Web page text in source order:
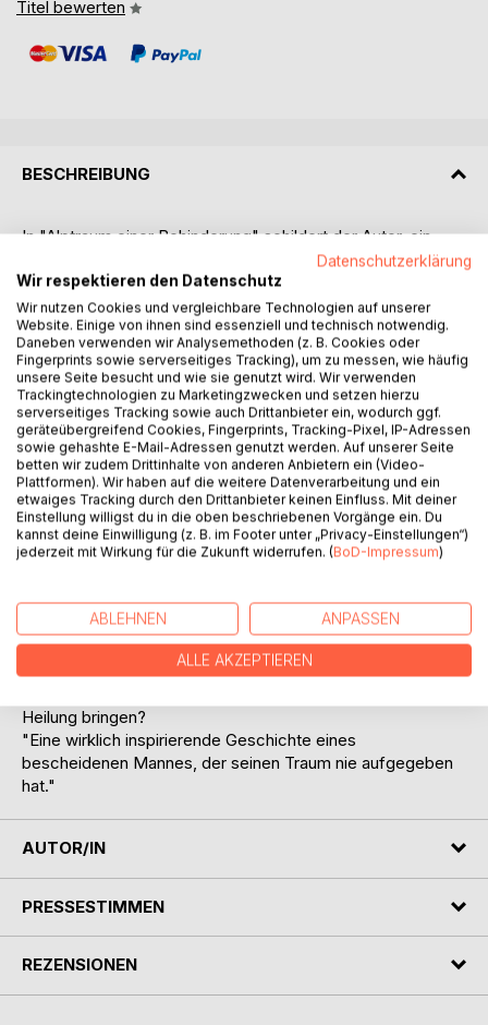
Titel bewerten
BESCHREIBUNG
In "Alptraum einer Behinderung" schildert der Autor, ein
Arzt, seine Erfahrungen aus dem Leben mit einer
Behinderung.
Er wuchs in einem verarmten ländlichen Dorf im Ghana der
1960er Jahre auf. Als er etwa zwölf Jahre alt war, wurde
sein linker Knöchel von einer mysteriösen Krankheit
befallen, was zu einer Unterbrechung seiner
Schulausbildung führte.
Verfolgen Sie die verzweifelten Versuche seiner Eltern, die
verschiedene traditionelle Heilern um Hilfe bitten, und
wundern Sie sich über einige der grausamen
Behandlungsmethoden die angewendet werden.
Auch die Schulmedizin kann sein Leiden nicht beenden, wie
Sie feststellen werden.
Zum Teil, aufgrund seines Leidens beschließt der Autor,
die damalige Bundesrepublik Deutschland veranlasst.
Gerade als er glaubt, dass der Dorn in seinem Fleisch ihn in
Ruhe lassen werde, um seine neue Umgebung zu
genießen, holt er ihn in West-Berlin wieder ein.
Heilung bringen?
"Eine wirklich inspirierende Geschichte eines
bescheidenen Mannes, der seinen Traum nie aufgegeben
hat."
AUTOR/IN
PRESSESTIMMEN
REZENSIONEN
Datenschutzerklärung
Wir respektieren den Datenschutz
Wir nutzen Cookies und vergleichbare Technologien auf unserer
Website. Einige von ihnen sind essenziell und technisch notwendig.
Daneben verwenden wir Analysemethoden (z. B. Cookies oder
Fingerprints sowie serverseitiges Tracking), um zu messen, wie häufig
unsere Seite besucht und wie sie genutzt wird. Wir verwenden
Trackingtechnologien zu Marketingzwecken und setzen hierzu
serverseitiges Tracking sowie auch Drittanbieter ein, wodurch ggf.
geräteübergreifend Cookies, Fingerprints, Tracking-Pixel, IP-Adressen
sowie gehashte E-Mail-Adressen genutzt werden. Auf unserer Seite
betten wir zudem Drittinhalte von anderen Anbietern ein (Video-
Plattformen). Wir haben auf die weitere Datenverarbeitung und ein
etwaiges Tracking durch den Drittanbieter keinen Einfluss. Mit deiner
Einstellung willigst du in die oben beschriebenen Vorgänge ein. Du
kannst deine Einwilligung (z. B. im Footer unter „Privacy-Einstellungen“)
jederzeit mit Wirkung für die Zukunft widerrufen. (BoD-Impressum)
ABLEHNEN ANPASSEN
ALLE AKZEPTIEREN